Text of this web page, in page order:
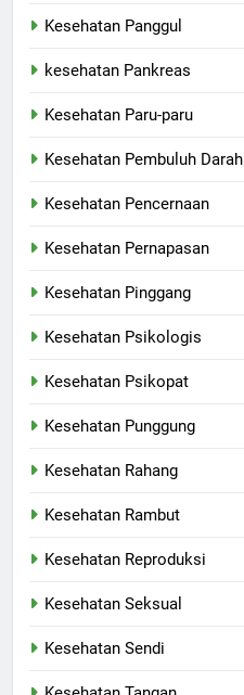
Kesehatan Panggul
kesehatan Pankreas
Kesehatan Paru-paru
Kesehatan Pembuluh Darah
Kesehatan Pencernaan
Kesehatan Pernapasan
Kesehatan Pinggang
Kesehatan Psikologis
Kesehatan Psikopat
Kesehatan Punggung
Kesehatan Rahang
Kesehatan Rambut
Kesehatan Reproduksi
Kesehatan Seksual
Kesehatan Sendi